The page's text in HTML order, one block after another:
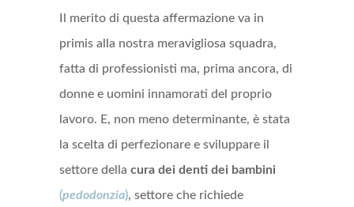
Il merito di questa affermazione va in
primis alla nostra meravigliosa squadra,
fatta di professionisti ma, prima ancora, di
donne e uomini innamorati del proprio
lavoro. E, non meno determinante, è stata
la scelta di perfezionare e sviluppare il
settore della cura dei denti dei bambini
(pedodonzia), settore che richiede